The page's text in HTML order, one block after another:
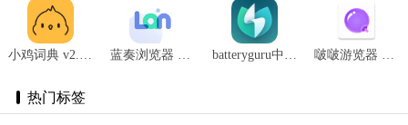
小鸡词典 v2.20.39 蓝奏浏览器 v1.1.2 batteryguru中文版官网版 v2.3.8 啵啵游览器 v1.4.0
热门标签